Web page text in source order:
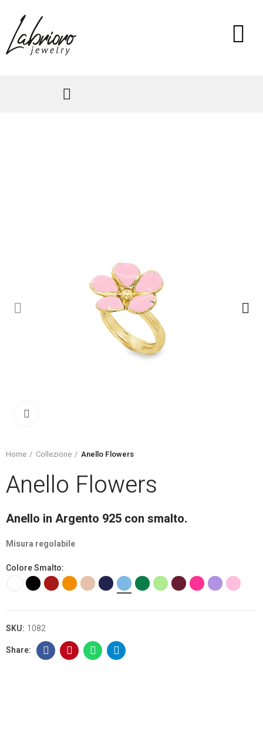
Home Collezione Anello Flowers
Anello Flowers
Anello in Argento 925 con smalto.
Misura regolabile
Colore Smalto
SKU: 1082